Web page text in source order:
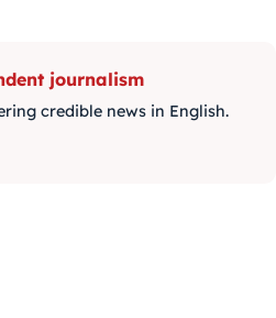
journalism
credible news in English.